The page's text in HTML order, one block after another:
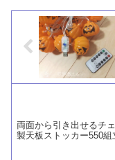
両面から引き出せるチ
製天板ストッカー550組